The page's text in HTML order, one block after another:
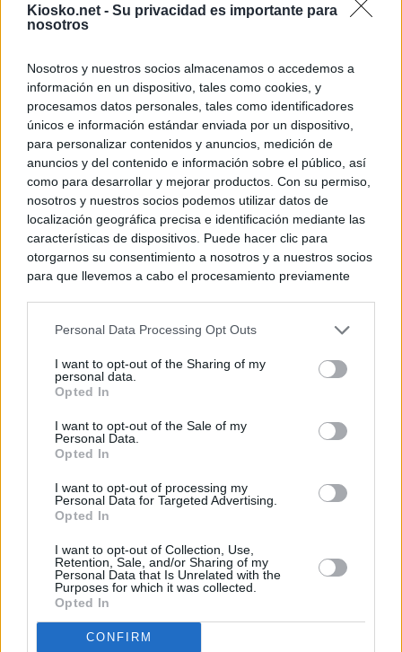
Kiosko.net - Su privacidad es importante para
nosotros
Nosotros y nuestros socios almacenamos o accedemos a
información en un dispositivo, tales como cookies, y
procesamos datos personales, tales como identificadores
únicos e información estándar enviada por un dispositivo,
para personalizar contenidos y anuncios, medición de
anuncios y del contenido e información sobre el público, así
como para desarrollar y mejorar productos. Con su permiso,
nosotros y nuestros socios podemos utilizar datos de
localización geográfica precisa e identificación mediante las
características de dispositivos. Puede hacer clic para
otorgarnos su consentimiento a nosotros y a nuestros socios
para que llevemos a cabo el procesamiento previamente
negar su consentimiento. Tenga en cuenta que algún
de su consentimiento, pero usted tiene el derecho de
rechazar tal procesamiento. Sus preferencias se aplicarán
cualquier momento entrando de nuevo en este sitio web o
visitando nuestra política de privacidad.
Personal Data Processing Opt Outs
I want to opt-out of the Sharing of my
personal data.
Opted In
I want to opt-out of the Sale of my
Personal Data.
Opted In
I want to opt-out of processing my
Personal Data for Targeted Advertising.
Opted In
I want to opt-out of Collection, Use,
Retention, Sale, and/or Sharing of my
Personal Data that Is Unrelated with the
Purposes for which it was collected.
Opted In
CONFIRM